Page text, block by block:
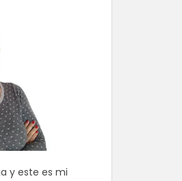
y este es mi